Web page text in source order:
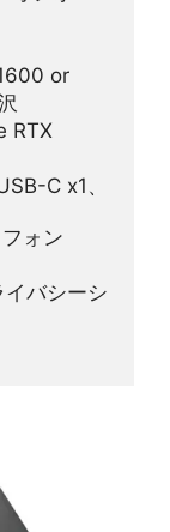
or
RTX
C x1、
ォン
バシーシ